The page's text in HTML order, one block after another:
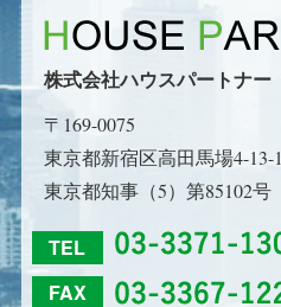
株式会社ハウスパートナー
〒169-0075
東京都新宿区高田馬場4-13-
東京都知事（5）第85102号
TEL
FAX